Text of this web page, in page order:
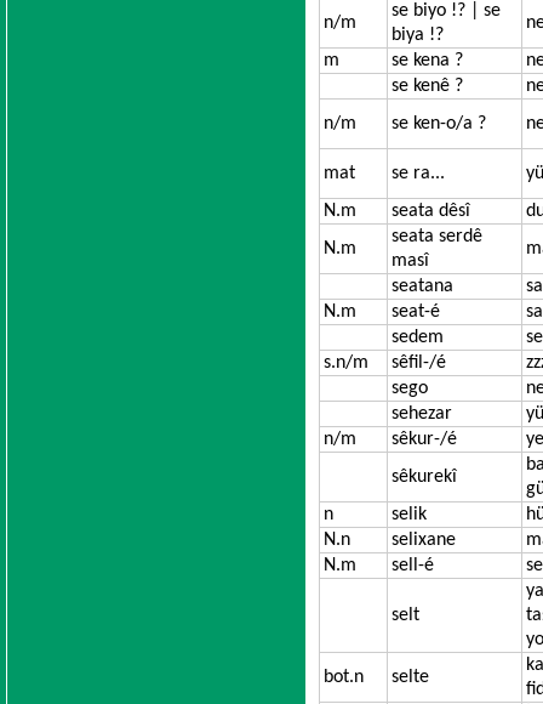
n/m
se biyo !? | se
biya !?
m
se kena ?
se kenê ?
n/m
se ken-o/a ?
mat se ra...
N.m
seata dêsî
N.m
seata serdê
masî
seatana
N.m
seat-é
sedem
s.n/m
sêfil-/é
sego
sehezar
n/m
sêkur-/é
sêkurekî
n
selik
N.n
selixane
N.m
sell-é
selt
bot.n
selte